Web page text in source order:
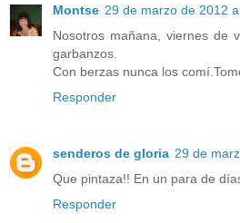
Montse 29 de marzo de 2012
Nosotros mañana, viernes de
garbanzos.
Con berzas nunca los
Responder
senderos de gloria 29 de
Que pintaza!! En un para de
Responder